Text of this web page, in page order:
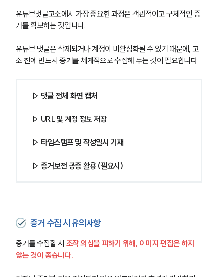
유튜브댓글고소에서 가장 중요한 과정은 객관적이고 구체적인 증
거를 확보하는 것입니다.
유튜브 댓글은 삭제되거나 계정이 비활성화될 수 있기 때문에, 고
소 전에 반드시 증거를 체계적으로 수집해 두는 것이 필요합니다.
▷ 댓글 전체 화면 캡처
▷ URL 및 계정 정보 저장
▷ 타임스탬프 및 작성일시 기재
▷ 증거보전 공증 활용 (필요시)
증거 수집 시 유의사항
증거를 수집할 시 조작 의심을 피하기 위해, 이미지 편집은 하지
않는 것이 좋습니다.